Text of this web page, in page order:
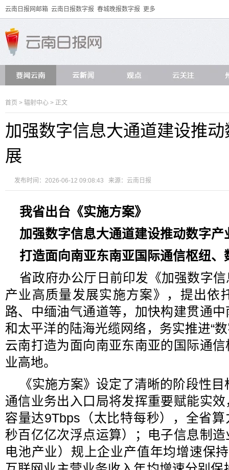
云南日报网邮箱 云南日报数字报 春城晚报数字报 更多
首页 > 辐射中心 > 正文
加强数字信息大通道建设推
展
发布时间：2026-06-12 09:08:43 来源： 云南日报
我省出台《实施方案》
加强数字信息大通道建设推动数字产
打造面向南亚东南亚国际通信枢纽
省政府办公厅日前印发《加强数字
产业高质量发展实施方案》，提出依
路、中缅油气通道等，加快构建贯通
和太平洋的陆海光缆网络，务实推进“
云南打造为面向南亚东南亚的国际通
业高地。
《实施方案》设定了清晰的阶段性
通信业务出入口局将发挥重要赋能实
容量达9Tbps（太比特每秒），全省
秒百亿亿次浮点运算）；电子信息制
电池产业）规上企业产值年均增速保